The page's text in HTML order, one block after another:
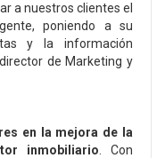
a nuestros clientes el
poniendo a su
y la información
de Marketing y
en la mejora de la
inmobiliario . Con